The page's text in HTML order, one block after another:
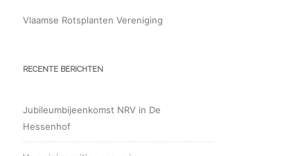
Vlaamse Rotsplanten Vereniging
RECENTE BERICHTEN
Jubileumbijeenkomst NRV in De
Hessenhof